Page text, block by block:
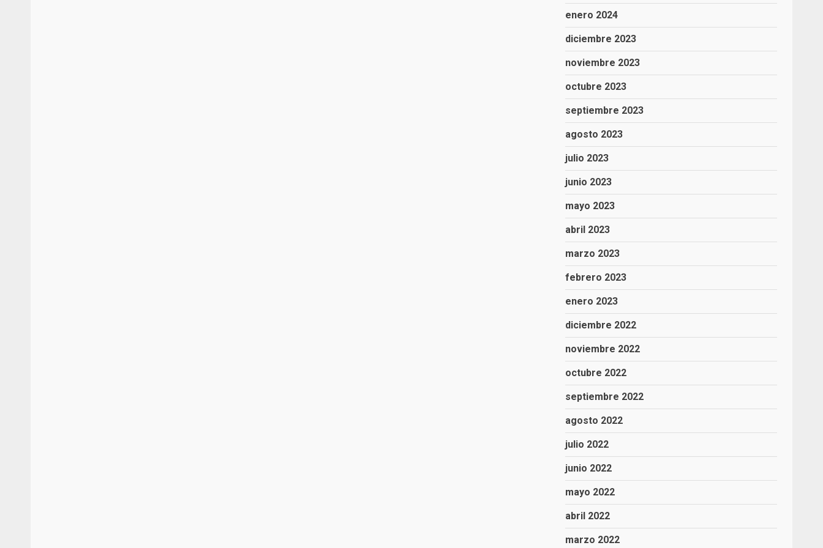
enero 2024
diciembre 2023
noviembre 2023
octubre 2023
septiembre 2023
agosto 2023
julio 2023
junio 2023
mayo 2023
abril 2023
marzo 2023
febrero 2023
enero 2023
diciembre 2022
noviembre 2022
octubre 2022
septiembre 2022
agosto 2022
julio 2022
junio 2022
mayo 2022
abril 2022
marzo 2022